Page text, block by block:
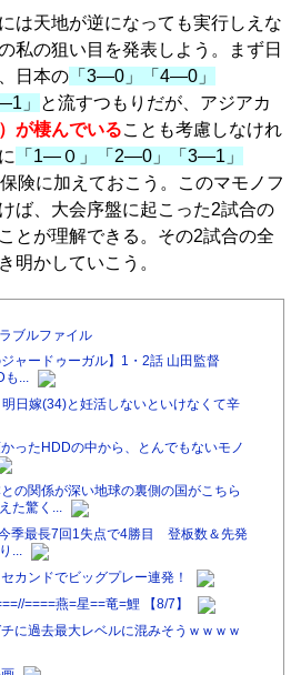
は天地が逆になっても実行しえな
私の狙い目を発表しよう。まず日
日本の 「3―0」「4―0」
」
と流すつもりだが、アジアカ
が棲んでいることも考慮しなけれ
「1―０」「2―0」「3―1」
険に加えておこう。このマモノフ
ば、大会序盤に起こった2試合の
とが理解できる。その2試合の全
明かしていこう。
ブルファイル
ャードゥーガル】1・2話 山田監督
も...
明日嫁(34)と妊活しないといけなくて辛
ったHDDの中から、とんでもないモノ
の関係が深い地球の裏側の国がこちら
た驚く...
季最長7回1失点で4勝目 登板数＆先発
...
カンドでビッグプレー連発！
====燕=星==竜=鯉 【8/7】
に過去最大レベルに混みそうｗｗｗｗ